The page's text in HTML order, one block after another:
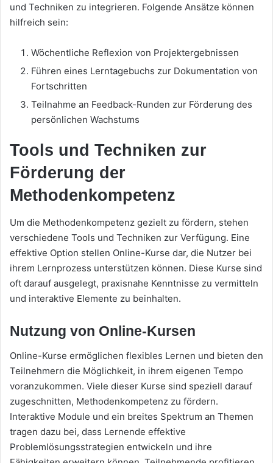
und Techniken zu integrieren. Folgende Ansätze können
hilfreich sein:
Wöchentliche Reflexion von Projektergebnissen
Führen eines Lerntagebuchs zur Dokumentation von
Fortschritten
Teilnahme an Feedback-Runden zur Förderung des
persönlichen Wachstums
Tools und Techniken zur
Förderung der
Methodenkompetenz
Um die Methodenkompetenz gezielt zu fördern, stehen
verschiedene Tools und Techniken zur Verfügung. Eine
effektive Option stellen Online-Kurse dar, die Nutzer bei
ihrem Lernprozess unterstützen können. Diese Kurse sind
oft darauf ausgelegt, praxisnahe Kenntnisse zu vermitteln
und interaktive Elemente zu beinhalten.
Nutzung von Online-Kursen
Online-Kurse ermöglichen flexibles Lernen und bieten den
Teilnehmern die Möglichkeit, in ihrem eigenen Tempo
voranzukommen. Viele dieser Kurse sind speziell darauf
zugeschnitten, Methodenkompetenz zu fördern.
Interaktive Module und ein breites Spektrum an Themen
tragen dazu bei, dass Lernende effektive
Problemlösungsstrategien entwickeln und ihre